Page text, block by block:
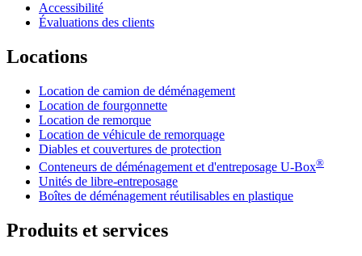
Accessibilité
Évaluations des clients
Locations
Location de camion de déménagement
Location de fourgonnette
Location de remorque
Location de véhicule de remorquage
Diables et couvertures de protection
Conteneurs de déménagement et d'entreposage U-Box®
Unités de libre-entreposage
Boîtes de déménagement réutilisables en plastique
Produits et services